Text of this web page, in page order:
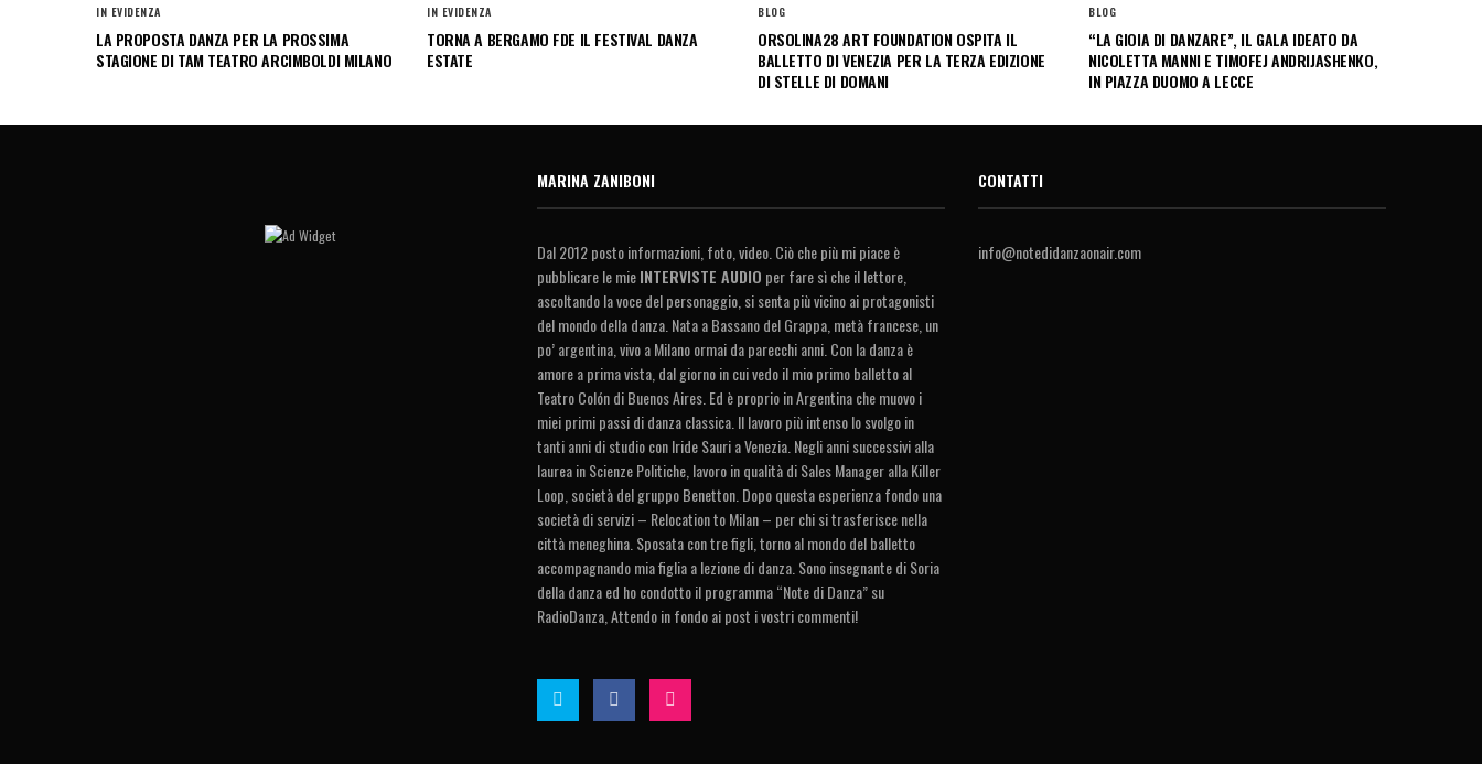
IN EVIDENZA
LA PROPOSTA DANZA PER LA PROSSIMA
STAGIONE DI TAM TEATRO ARCIMBOLDI MILANO
IN EVIDENZA
TORNA A BERGAMO FDE IL FESTIVAL DANZA
ESTATE
BLOG
ORSOLINA28 ART FOUNDATION OSPITA IL
BALLETTO DI VENEZIA PER LA TERZA EDIZIONE
DI STELLE DI DOMANI
BLOG
“LA GIOIA DI DANZARE”, IL GALA IDEATO DA
NICOLETTA MANNI E TIMOFEJ ANDRIJASHENKO,
IN PIAZZA DUOMO A LECCE
MARINA ZANIBONI
Dal 2012 posto informazioni, foto, video. Ciò che più mi piace è
pubblicare le mieINTERVISTE AUDIO per fare sì che il lettore,
ascoltando la voce del personaggio, si senta più vicino ai protagonisti
del mondo della danza. Nata a Bassano del Grappa, metà francese, un
po’ argentina, vivo a Milano ormai da parecchi anni. Con la danza è
amore a prima vista, dal giorno in cui vedo il mio primo balletto al
Teatro Colón di Buenos Aires. Ed è proprio in Argentina che muovo i
miei primi passi di danza classica. Il lavoro più intenso lo svolgo in
tanti anni di studio con Iride Sauri a Venezia. Negli anni successivi alla
laurea in Scienze Politiche, lavoro in qualità di Sales Manager alla Killer
Loop, società del gruppo Benetton. Dopo questa esperienza fondo una
società di servizi – Relocation to Milan – per chi si trasferisce nella
città meneghina. Sposata con tre figli, torno al mondo del balletto
accompagnando mia figlia a lezione di danza. Sono insegnante di Soria
della danza ed ho condotto il programma “Note di Danza” su
RadioDanza, Attendo in fondo ai post i vostri commenti!
CONTATTI
info@notedidanzaonair.com